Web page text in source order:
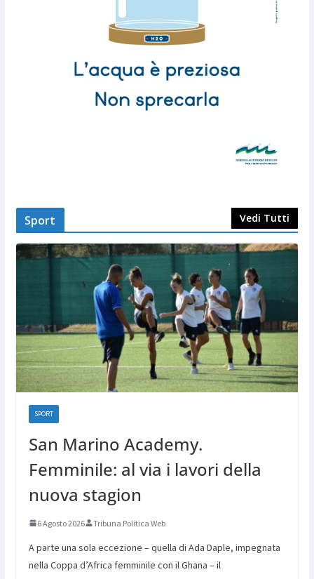
Sport Vedi Tutti
SPORT
San Marino Academy.
Femminile: al via i lavori della
nuova stagion
6 Agosto 2026 Tribuna Politica Web
A parte una sola eccezione – quella di Ada Daple, impegnata
nella Coppa d’Africa femminile con il Ghana – il